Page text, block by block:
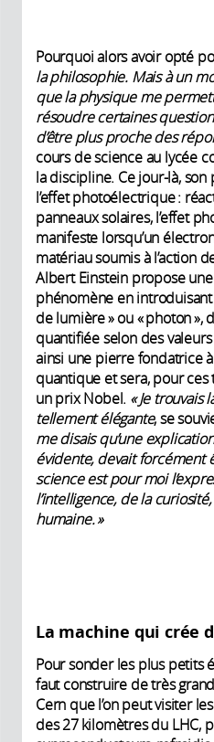
Pourquoi alors avoir opté
la philosophie. Mais à un
que la physique me
résoudre certaines
d’être plus proche des
cours de science au lycée
la discipline. Ce jour-là,
l’effet photoélectrique :
panneaux solaires, l’effet
manifeste lorsqu’un
matériau soumis à l’action
Albert Einstein propose
phénomène en
de lumière » ou « photon »,
quantifiée selon des
ainsi une pierre fondatrice
quantique et sera, pour
un prix Nobel. « Je trouvais
tellement élégante, se
me disais qu’une
évidente, devait forcément
science est pour moi
l’intelligence, de la
humaine. »
La machine qui crée
Pour sonder les plus petits
faut construire de très
Cern que l’on peut visiter
des 27 kilomètres du LHC,